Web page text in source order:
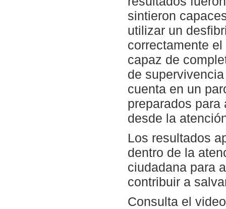
sintieron
utilizar un
correctamente
capaz de
de
cuenta en un
preparados
desde la
Los resultados
dentro de la
ciudadana para
contribuir a
Consulta el